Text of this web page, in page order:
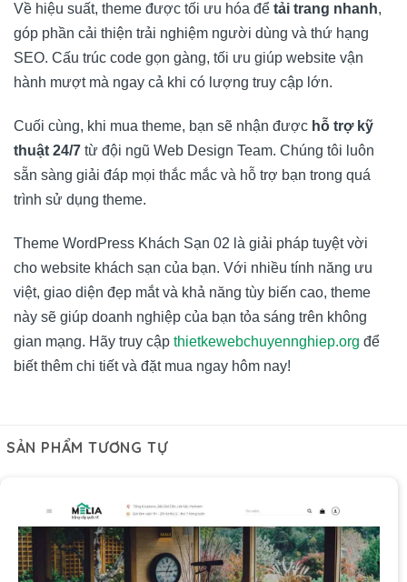
Về hiệu suất, theme được tối ưu hóa để tải trang nhanh,
góp phần cải thiện trải nghiệm người dùng và thứ hạng
SEO. Cấu trúc code gọn gàng, tối ưu giúp website vận
hành mượt mà ngay cả khi có lượng truy cập lớn.
Cuối cùng, khi mua theme, bạn sẽ nhận được hỗ trợ kỹ
thuật 24/7 từ đội ngũ Web Design Team. Chúng tôi luôn
sẵn sàng giải đáp mọi thắc mắc và hỗ trợ bạn trong quá
trình sử dụng theme.
Theme WordPress Khách Sạn 02 là giải pháp tuyệt vời
cho website khách sạn của bạn. Với nhiều tính năng ưu
việt, giao diện đẹp mắt và khả năng tùy biến cao, theme
này sẽ giúp doanh nghiệp của bạn tỏa sáng trên không
gian mạng. Hãy truy cập thietkewebchuyennghiep.org để
biết thêm chi tiết và đặt mua ngay hôm nay!
SẢN PHẨM TƯƠNG TỰ